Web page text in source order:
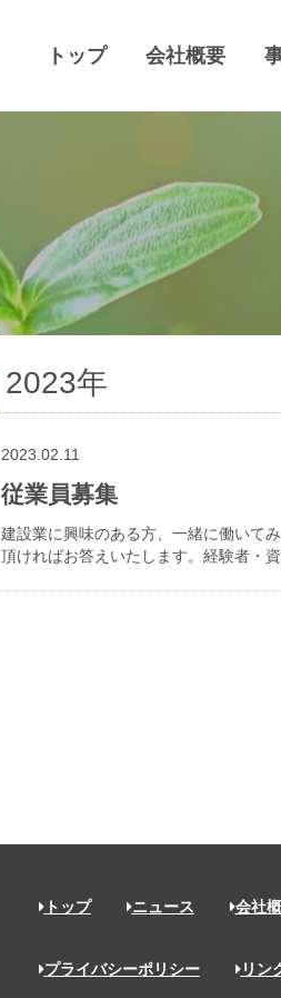
トップ 会社概要
2023年
2023.02.11
従業員募集
建設業に興味のある方、一緒に働いて
頂ければお答えいたします。経験者・
トップ ニュース 会社
プライバシーポリシー リン